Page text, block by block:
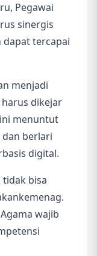
Pegawai
sinergis
tercapai
menjadi
dikejar
menuntut
berlari
digital.
bisa
wajib